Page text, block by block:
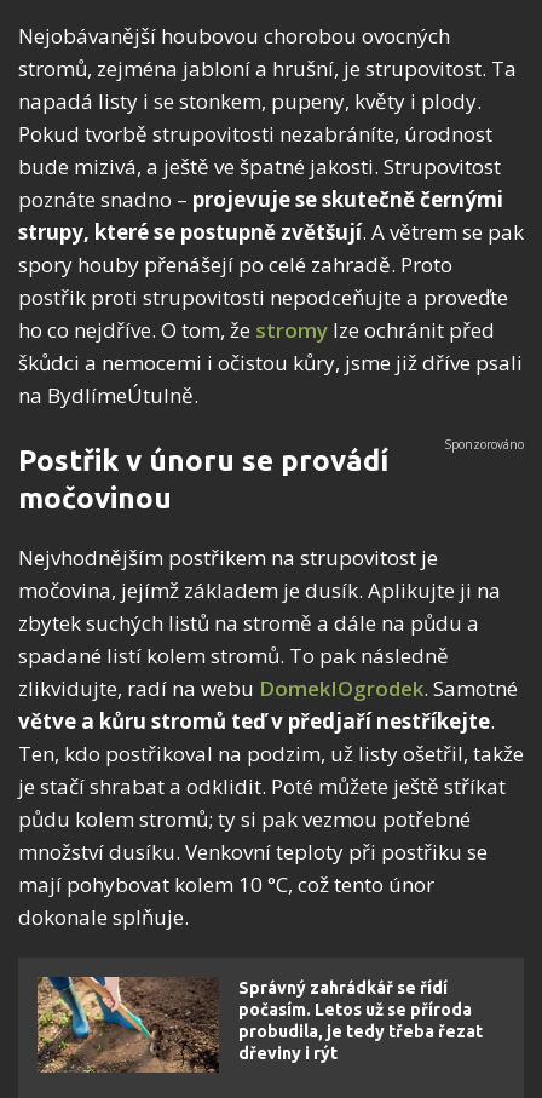
Nejobávanější houbovou chorobou ovocných
stromů, zejména jabloní a hrušní, je strupovitost. Ta
napadá listy i se stonkem, pupeny, květy i plody.
Pokud tvorbě strupovitosti nezabráníte, úrodnost
bude mizivá, a ještě ve špatné jakosti. Strupovitost
poznáte snadno – projevuje se skutečně černými
strupy, které se postupně zvětšují. A větrem se pak
spory houby přenášejí po celé zahradě. Proto
postřik proti strupovitosti nepodceňujte a proveďte
ho co nejdříve. O tom, že stromy lze ochránit před
škůdci a nemocemi i očistou kůry, jsme již dříve psali
na BydlímeÚtulně.
Postřik v únoru se provádí
močovinou
Nejvhodnějším postřikem na strupovitost je
močovina, jejímž základem je dusík. Aplikujte ji na
zbytek suchých listů na stromě a dále na půdu a
spadané listí kolem stromů. To pak následně
zlikvidujte, radí na webu DomekIOgrodek. Samotné
větve a kůru stromů teď v předjaří nestříkejte.
Ten, kdo postřikoval na podzim, už listy ošetřil, takže
je stačí shrabat a odklidit. Poté můžete ještě stříkat
půdu kolem stromů; ty si pak vezmou potřebné
množství dusíku. Venkovní teploty při postřiku se
mají pohybovat kolem 10 °C, což tento únor
dokonale splňuje.
Správný zahrádkář se řídí
počasím. Letos už se příroda
probudila, je tedy třeba řezat
dřeviny i rýt